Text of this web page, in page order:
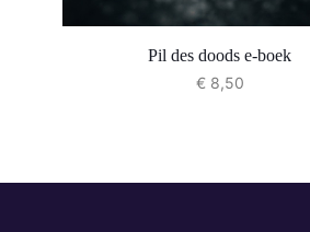
Pil des doods e-boek
€8,50